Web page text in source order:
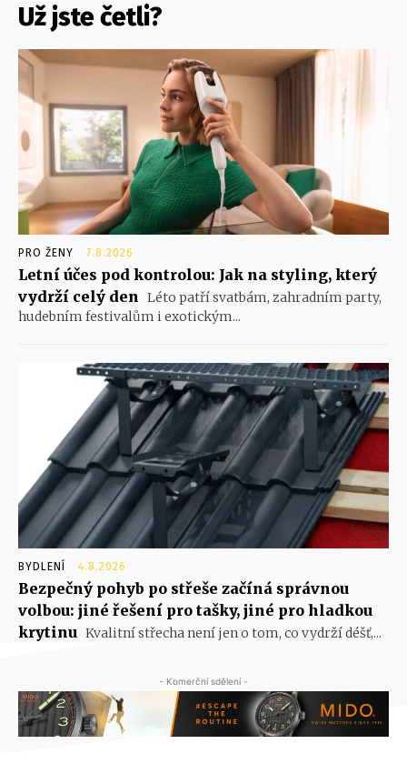
Už jste četli?
PRO ŽENY 7.8.2026
Letní účes pod kontrolou: Jak na styling, který
vydrží celý den
Léto patří svatbám, zahradním party,
hudebním festivalům i exotickým...
BYDLENÍ 4.8.2026
Bezpečný pohyb po střeše začíná správnou
volbou: jiné řešení pro tašky, jiné pro hladkou
krytinu Kvalitní střecha není jen o tom, co vydrží déšť,...
- Komerční sdělení -